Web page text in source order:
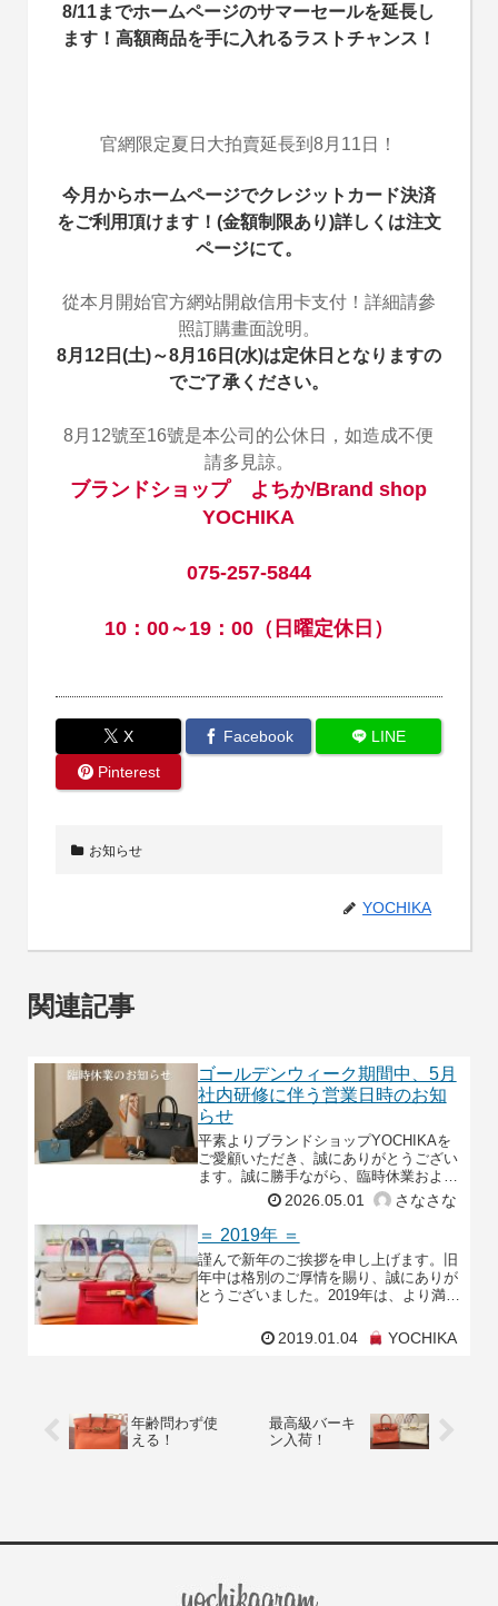
8/11までホームページのサマーセールを延長し
ます！高額商品を手に入れるラストチャンス！
官網限定夏日大拍賣延長到8月11日！
今月からホームページでクレジットカード決済
をご利用頂けます！(金額制限あり)詳しくは注文
ページにて。
從本月開始官方網站開啟信用卡支付！詳細請參
照訂購畫面說明。
8月12日(土)～8月16日(水)は定休日となりますの
でご了承ください。
8月12號至16號是本公司的公休日，如造成不便
請多見諒。
ブランドショップ よちか/Brand shop
YOCHIKA
075-257-5844
10：00～19：00（日曜定休日）
X Facebook
LINE
Pinterest
お知らせ
YOCHIKA
関連記事
ゴールデンウィーク期間中、5月
社内研修に伴う営業日時のお知
らせ
平素よりブランドショップYOCHIKAを
ご愛顧いただき、誠にありがとうござい
ます。誠に勝手ながら、臨時休業および
社内研修の実施に伴い、下記日程にて営
業時間の変更ならびに休業とさせていた
だきます。・5月
2026.05.01 さなさな
＝ 2019年 ＝
謹んで新年のご挨拶を申し上げます。旧
年中は格別のご厚情を賜り、誠にありが
とうございました。2019年は、より満足
度の高いサービスを提供できるよう努め
て参りますので、変わらぬご愛顧のほ
ど、宜しくお願い申
2019.01.04 YOCHIKA
年齢問わず使
える！
最高級バーキ
ン入荷！